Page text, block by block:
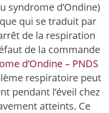
syndrome d’Ondine)
qui se traduit par
de la respiration
de la commande
d’Ondine – PNDS
respiratoire peut
pendant l’éveil chez
atteints. Ce